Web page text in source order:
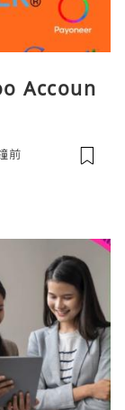
Accoun
前